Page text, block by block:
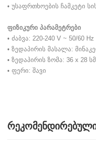
• უსაფრთხოების ჩამკეტი
ფიზიკური პარამეტრები
• ძაბვა: 220-240 V ~ 50/60 Hz
• ზედაპირის მასალა:
• ზედაპირის ზომა: 36 x 28 სმ
• ფერი: შავი